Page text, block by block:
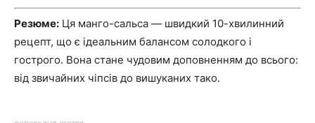
Резюме: Ця манго-сальса — швидкий 10-хвилинний
рецепт, що є ідеальним балансом солодкого і
гострого. Вона стане чудовим доповненням до всього:
від звичайних чіпсів до вишуканих тако.